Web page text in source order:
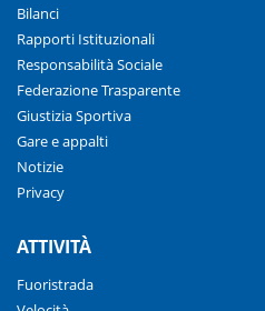
Bilanci
Rapporti Istituzionali
Responsabilità Sociale
Federazione Trasparente
Giustizia Sportiva
Gare e appalti
Notizie
Privacy
ATTIVITÀ
Fuoristrada